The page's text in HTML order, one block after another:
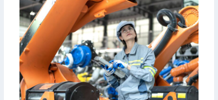
z
u
n
u
t
z
S
t
e
u
e
r
u
r
n
z
e
n
t
r